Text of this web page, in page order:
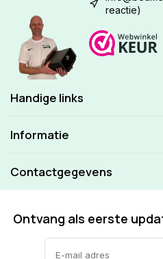
reactie)
Handige links
Informatie
Contactgegevens
Ontvang als eerste